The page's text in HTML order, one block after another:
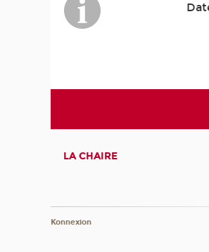
LA CHAIRE
Konnexion